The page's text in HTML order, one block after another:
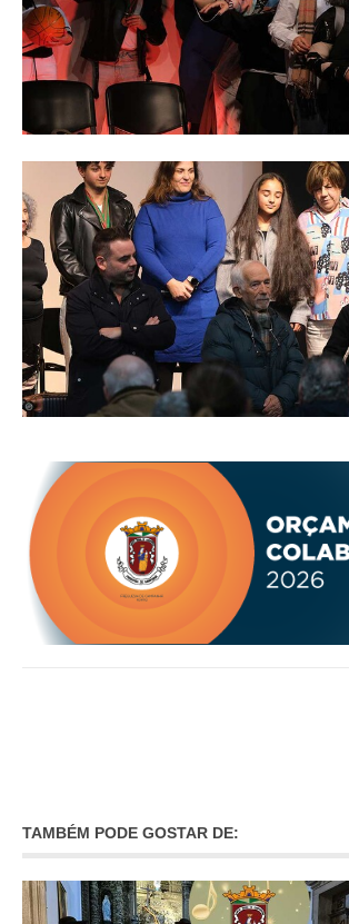
CONTACTO E HORÁRIO GIP
CONTACTOS
TAMBÉM PODE GOSTAR DE: